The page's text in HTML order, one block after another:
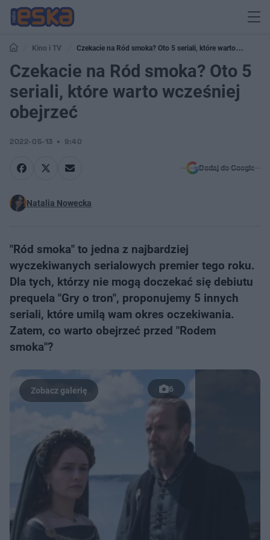
Kino i TV
Czekacie na Ród smoka? Oto 5 seriali, które warto
wcześniej obejrzeć
Czekacie na Ród smoka? Oto 5
seriali, które warto wcześniej
obejrzeć
2022-05-13 9:40
Dodaj do Google
Natalia Nowecka
"Ród smoka" to jedna z najbardziej
wyczekiwanych serialowych premier tego roku.
Dla tych, którzy nie mogą doczekać się debiutu
prequela "Gry o tron", proponujemy 5 innych
seriali, które umilą wam okres oczekiwania.
Zatem, co warto obejrzeć przed "Rodem
smoka"?
6